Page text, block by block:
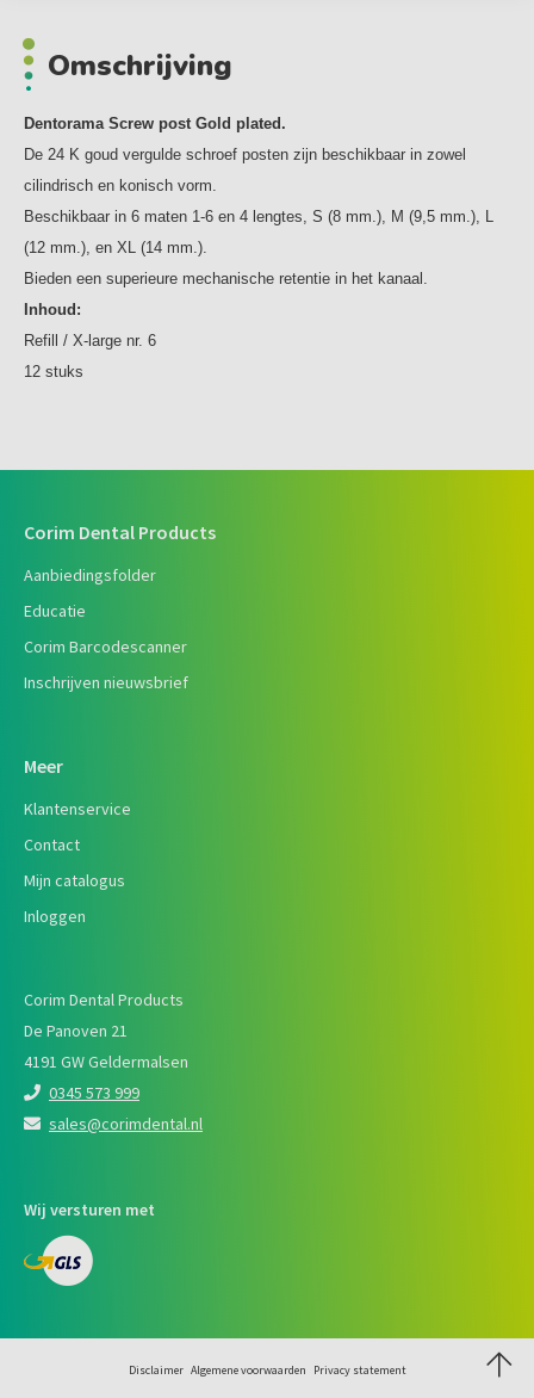
Omschrijving
Dentorama Screw post Gold plated.
De 24 K goud vergulde schroef posten zijn beschikbaar in zowel
cilindrisch en konisch vorm.
Beschikbaar in 6 maten 1-6 en 4 lengtes, S (8 mm.), M (9,5 mm.), L
(12 mm.), en XL (14 mm.).
Bieden een superieure mechanische retentie in het kanaal.
Inhoud:
Refill / X-large nr. 6
12 stuks
Corim Dental Products
Aanbiedingsfolder
Educatie
Corim Barcodescanner
Inschrijven nieuwsbrief
Meer
Klantenservice
Contact
Mijn catalogus
Inloggen
Corim Dental Products
De Panoven 21
4191 GW Geldermalsen
0345 573 999
sales@corimdental.nl
Wij versturen met
Disclaimer Algemene voorwaarden Privacy statement